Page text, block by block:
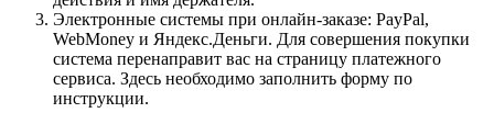
Электронные системы при онлайн-заказе: PayPal,
WebMoney и Яндекс.Деньги. Для совершения покупки
система перенаправит вас на страницу платежного
сервиса. Здесь необходимо заполнить форму по
инструкции.